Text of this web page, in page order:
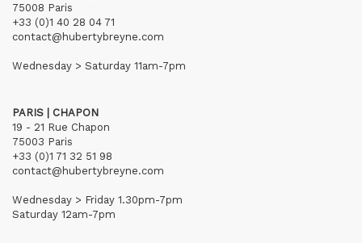
75008 Paris
+33 (0)1 40 28 04 71
contact@hubertybreyne.com
Wednesday > Saturday 11am-7pm
PARIS | CHAPON
19 - 21 Rue Chapon
75003 Paris
+33 (0)1 71 32 51 98
contact@hubertybreyne.com
Wednesday > Friday 1.30pm-7pm
Saturday 12am-7pm